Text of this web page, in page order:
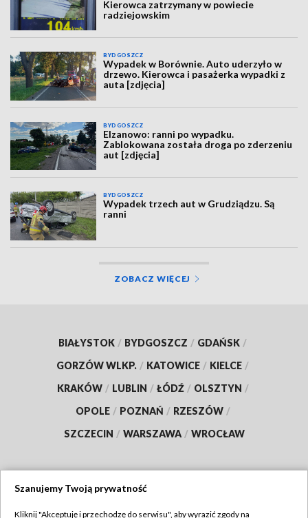
Kierowca zatrzymany w powiecie
radziejowskim
BYDGOSZCZ
Wypadek w Borównie. Auto uderzyło w
drzewo. Kierowca i pasażerka wypadki z
auta [zdjęcia]
BYDGOSZCZ
Elzanowo: ranni po wypadku.
Zablokowana została droga po zderzeniu
aut [zdjęcia]
BYDGOSZCZ
Wypadek trzech aut w Grudziądzu. Są
ranni
ZOBACZ WIĘCEJ
BIAŁYSTOK / BYDGOSZCZ / GDAŃSK /
GORZÓW WLKP. / KATOWICE / KIELCE /
KRAKÓW / LUBLIN / ŁÓDŹ / OLSZTYN /
OPOLE / POZNAŃ / RZESZÓW /
SZCZECIN / WARSZAWA / WROCŁAW
Szanujemy Twoją prywatność
Kliknij "Akceptuję i przechodzę do serwisu", aby wyrazić zgody na